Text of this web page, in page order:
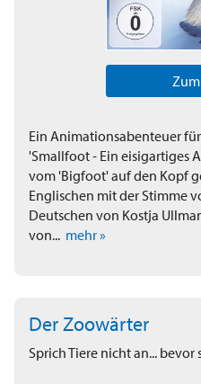
Ein Animationsabenteuer
'Smallfoot - Ein eisigartiges
vom 'Bigfoot' auf den Kopf
Englischen mit der Stimme
Deutschen von Kostja
von... mehr »
Der Zoowärter
Sprich Tiere nicht an... bevor